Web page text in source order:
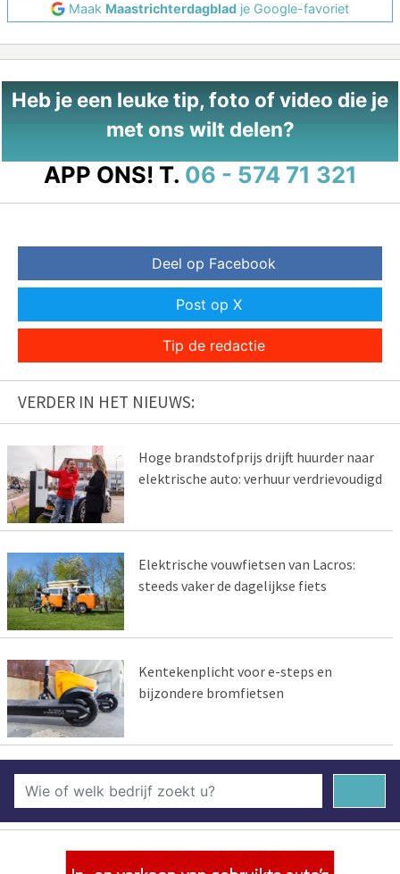
Maak Maastrichterdagblad je Google-favoriet
Heb je een leuke tip, foto of video die je
met ons wilt delen?
APP ONS! T. 06 - 574 71 321
Deel op Facebook
Post op X
Tip de redactie
VERDER IN HET NIEUWS:
Hoge brandstofprijs drijft huurder naar
elektrische auto: verhuur verdrievoudigd
Elektrische vouwfietsen van Lacros:
steeds vaker de dagelijkse fiets
Kentekenplicht voor e-steps en
bijzondere bromfietsen